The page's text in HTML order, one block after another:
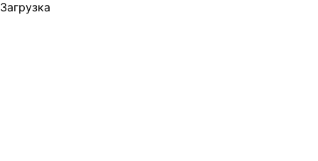
Загрузка